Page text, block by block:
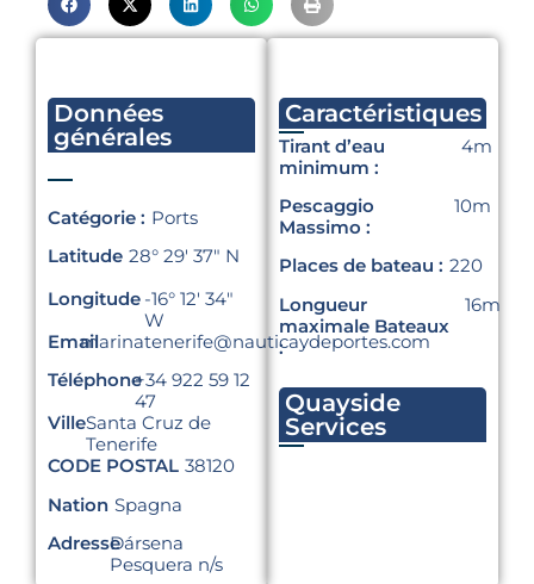
Données
générales
Catégorie : Ports
Latitude 28° 29′ 37″ N
Longitude -16° 12′ 34″
W
Emailmarinatenerife@nauticaydeportes.com
Téléphone+34 922 59 12
47
VilleSanta Cruz de
Tenerife
CODE POSTAL 38120
Nation Spagna
AdresseDársena
Pesquera n/s
Caractéristiques
Tirant d’eau
minimum :
4m
Pescaggio
Massimo :
10m
Places de bateau : 220
Longueur
maximale Bateaux
:
16m
Quayside
Services